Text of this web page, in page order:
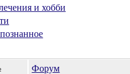
и хобби
Форум